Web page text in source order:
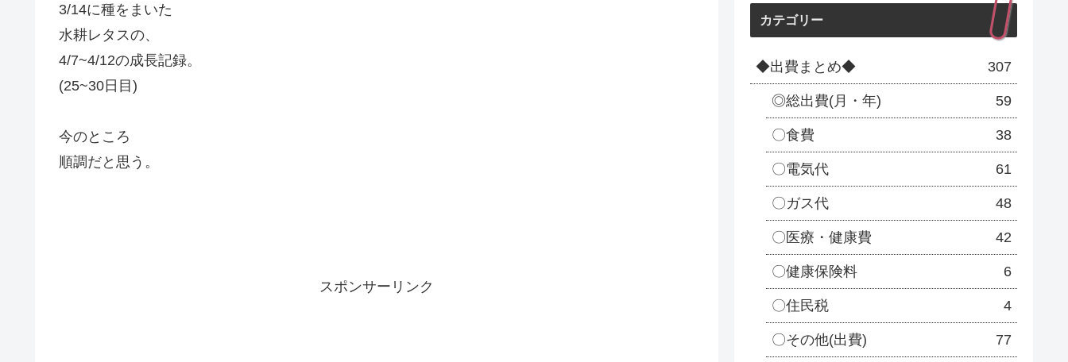
3/14に種をまいた
水耕レタスの、
4/7~4/12の成長記録。
(25~30日目)
今のところ
順調だと思う。
スポンサーリンク
カテゴリー
◆出費まとめ◆ 307
◎総出費(月・年) 59
〇食費 38
〇電気代 61
〇ガス代 48
〇医療・健康費 42
〇健康保険料 6
〇住民税 4
〇その他(出費) 77